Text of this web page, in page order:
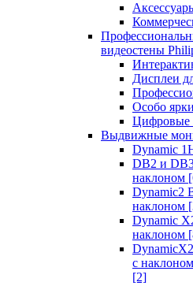
видеостены
Дисплеи
Особо
Цифровые
Выдвижные
Dynamic
DB2 и
наклоном
Dynamic2
наклоном
Dynamic
наклоном
с
[2]